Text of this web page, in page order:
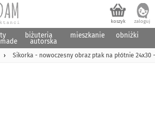
biżuteria
autorska
mieszkanie obniżki
Sikorka - nowoczesny obraz ptak na płótnie